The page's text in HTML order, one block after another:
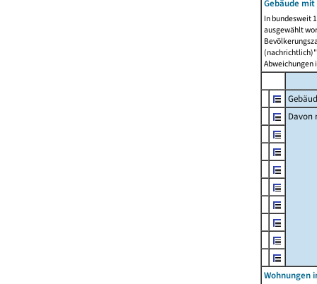
Gebäude
In bundesweit
ausgewählt
Abweichungen
Davon
Wohnungen